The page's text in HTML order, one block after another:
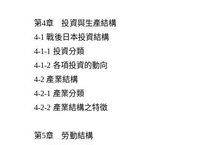
第4章 投資與生產結構
4-1 戰後日本投資結構
4-1-1 投資分類
4-1-2 各項投資的動向
4-2 產業結構
4-2-1 產業分類
4-2-2 產業結構之特徵
第5章 勞動結構